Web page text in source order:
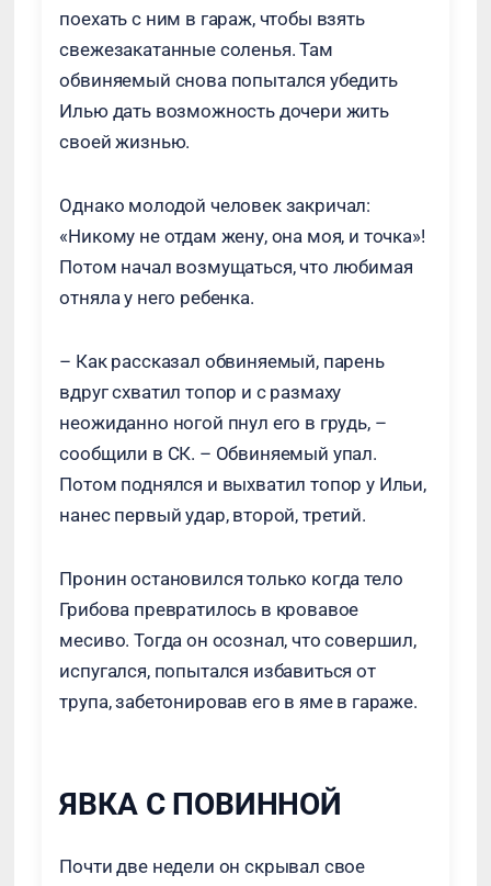
поехать с ним в гараж, чтобы взять
свежезакатанные соленья. Там
обвиняемый снова попытался убедить
Илью дать возможность дочери жить
своей жизнью.
Однако молодой человек закричал:
«Никому не отдам жену, она моя, и точка»!
Потом начал возмущаться, что любимая
отняла у него ребенка.
– Как рассказал обвиняемый, парень
вдруг схватил топор и с размаху
неожиданно ногой пнул его в грудь, –
сообщили в СК. – Обвиняемый упал.
Потом поднялся и выхватил топор у Ильи,
нанес первый удар, второй, третий.
Пронин остановился только когда тело
Грибова превратилось в кровавое
месиво. Тогда он осознал, что совершил,
испугался, попытался избавиться от
трупа, забетонировав его в яме в гараже.
ЯВКА С ПОВИННОЙ
Почти две недели он скрывал свое